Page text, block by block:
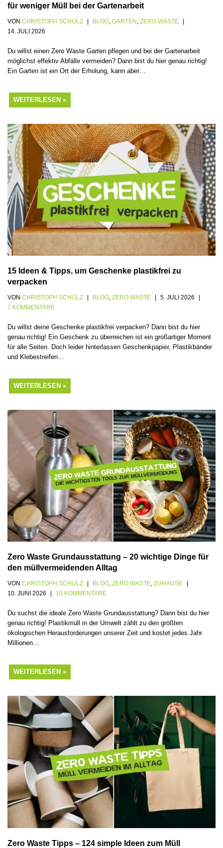
für weniger Müll bei der Gartenarbeit
VON CHRISTOPH SCHULZ BLOG GARTEN ZERO WASTE
14. JULI 2026
Du willst einen Zero Waste Garten pflegen und bei der Gartenarbeit
möglichst effektiv Abfälle vermeiden? Dann bist du hier genau richtig!
Ein Garten ist ein Ort der Erholung, kann aber…
WEITERLESEN »
15 Ideen & Tipps, um Geschenke plastikfrei zu
verpacken
VON CHRISTOPH SCHULZ BLOG ZERO WASTE
5. JULI 2026
7 KOMMENTARE
Du willst deine Geschenke plastikfrei verpacken? Dann bist du hier
genau richtig! Ein Geschenk zu überreichen ist ein großartiger Moment
für alle Seiten. Doch leider hinterlassen Geschenkpapier, Plastikbänder
und Klebestreifen…
WEITERLESEN »
Zero Waste Grundausstattung – 20 wichtige Dinge für
den müllvermeidenden Alltag
VON CHRISTOPH SCHULZ BLOG ZERO WASTE ZUHAUSE
10. JUNI 2026
10 KOMMENTARE
Du suchst die ideale Zero Waste Grundausstattung? Dann bist du hier
genau richtig! Plastikmüll in der Umwelt zählt zu den größten
ökologischen Herausforderungen unserer Zeit und kostet jedes Jahr
Millionen…
WEITERLESEN »
Zero Waste Tipps – 124 simple Ideen zum Müll